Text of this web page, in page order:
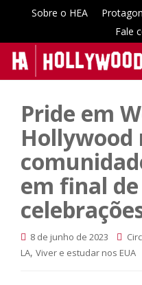
Sobre o HEA
Fale
Pride em
Hollywood
em final
8 de junho de 2023
LA, Viver e estudar nos EUA